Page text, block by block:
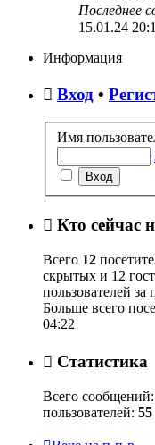
Последнее
15.01.24
Информация
Вход •
Имя
Кто сейчас
Всего 12
скрытых и 12
пользователей
Больше всего
04:22
Статистика
Всего сообщений:
пользователей: 55